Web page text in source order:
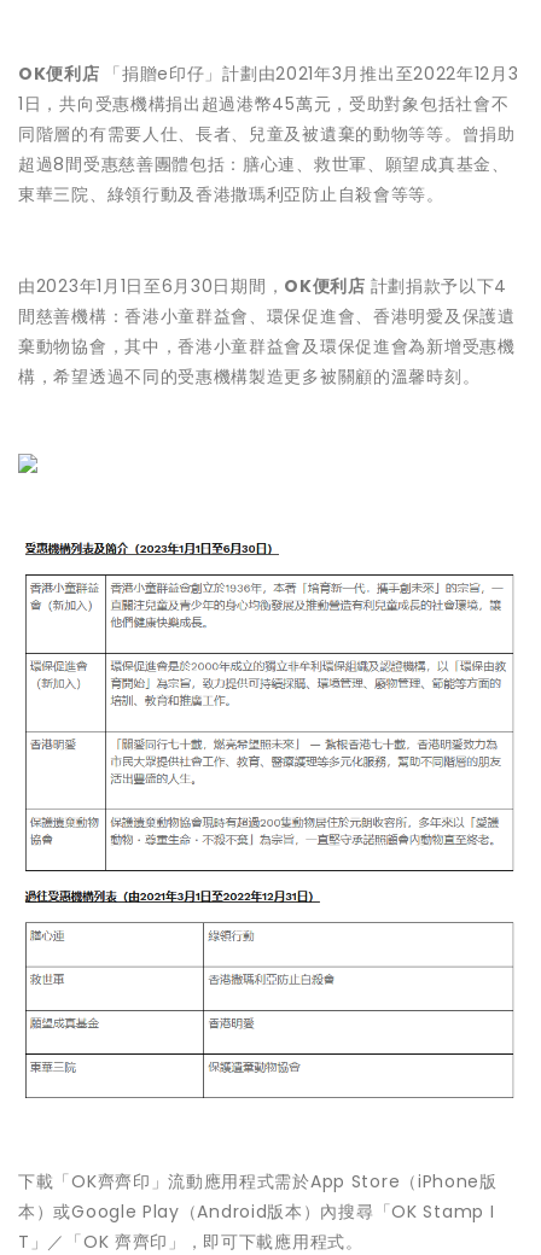
OK便利店 「捐贈e印仔」計劃由2021年3月推出至2022年12月3
1日，共向受惠機構捐出超過港幣45萬元，受助對象包括社會不
同階層的有需要人仕、長者、兒童及被遺棄的動物等等。曾捐助
超過8間受惠慈善團體包括：膳心連、救世軍、願望成真基金、
東華三院、綠領行動及香港撒瑪利亞防止自殺會等等。
由2023年1月1日至6月30日期間， OK便利店 計劃捐款予以下4
間慈善機構：香港小童群益會、環保促進會、香港明愛及保護遺
棄動物協會，其中，香港小童群益會及環保促進會為新增受惠機
構，希望透過不同的受惠機構製造更多被關顧的溫馨時刻。
下載「OK齊齊印」流動應用程式需於App Store（iPhone版
本）或Google Play（Android版本）內搜尋「OK Stamp I
T」／「OK 齊齊印」，即可下載應用程式。